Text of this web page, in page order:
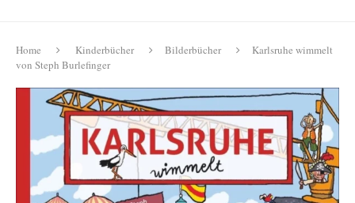
Home Kinderbücher Bilderbücher
Karlsruhe wimmelt
von Steph Burlefinger